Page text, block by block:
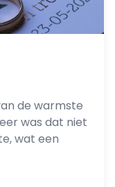
de warmste
was dat niet
wat een